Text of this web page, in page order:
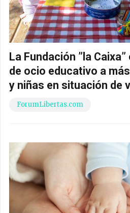
La Fundación ”la
de ocio educativo a
y niñas en situación de
ForumLibertas.com